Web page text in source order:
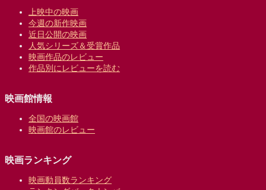
上映中の映画
今週の新作映画
近日公開の映画
人気シリーズ＆受賞作品
映画作品のレビュー
作品別にレビューを読む
映画館情報
全国の映画館
映画館のレビュー
映画ランキング
映画動員数ランキング